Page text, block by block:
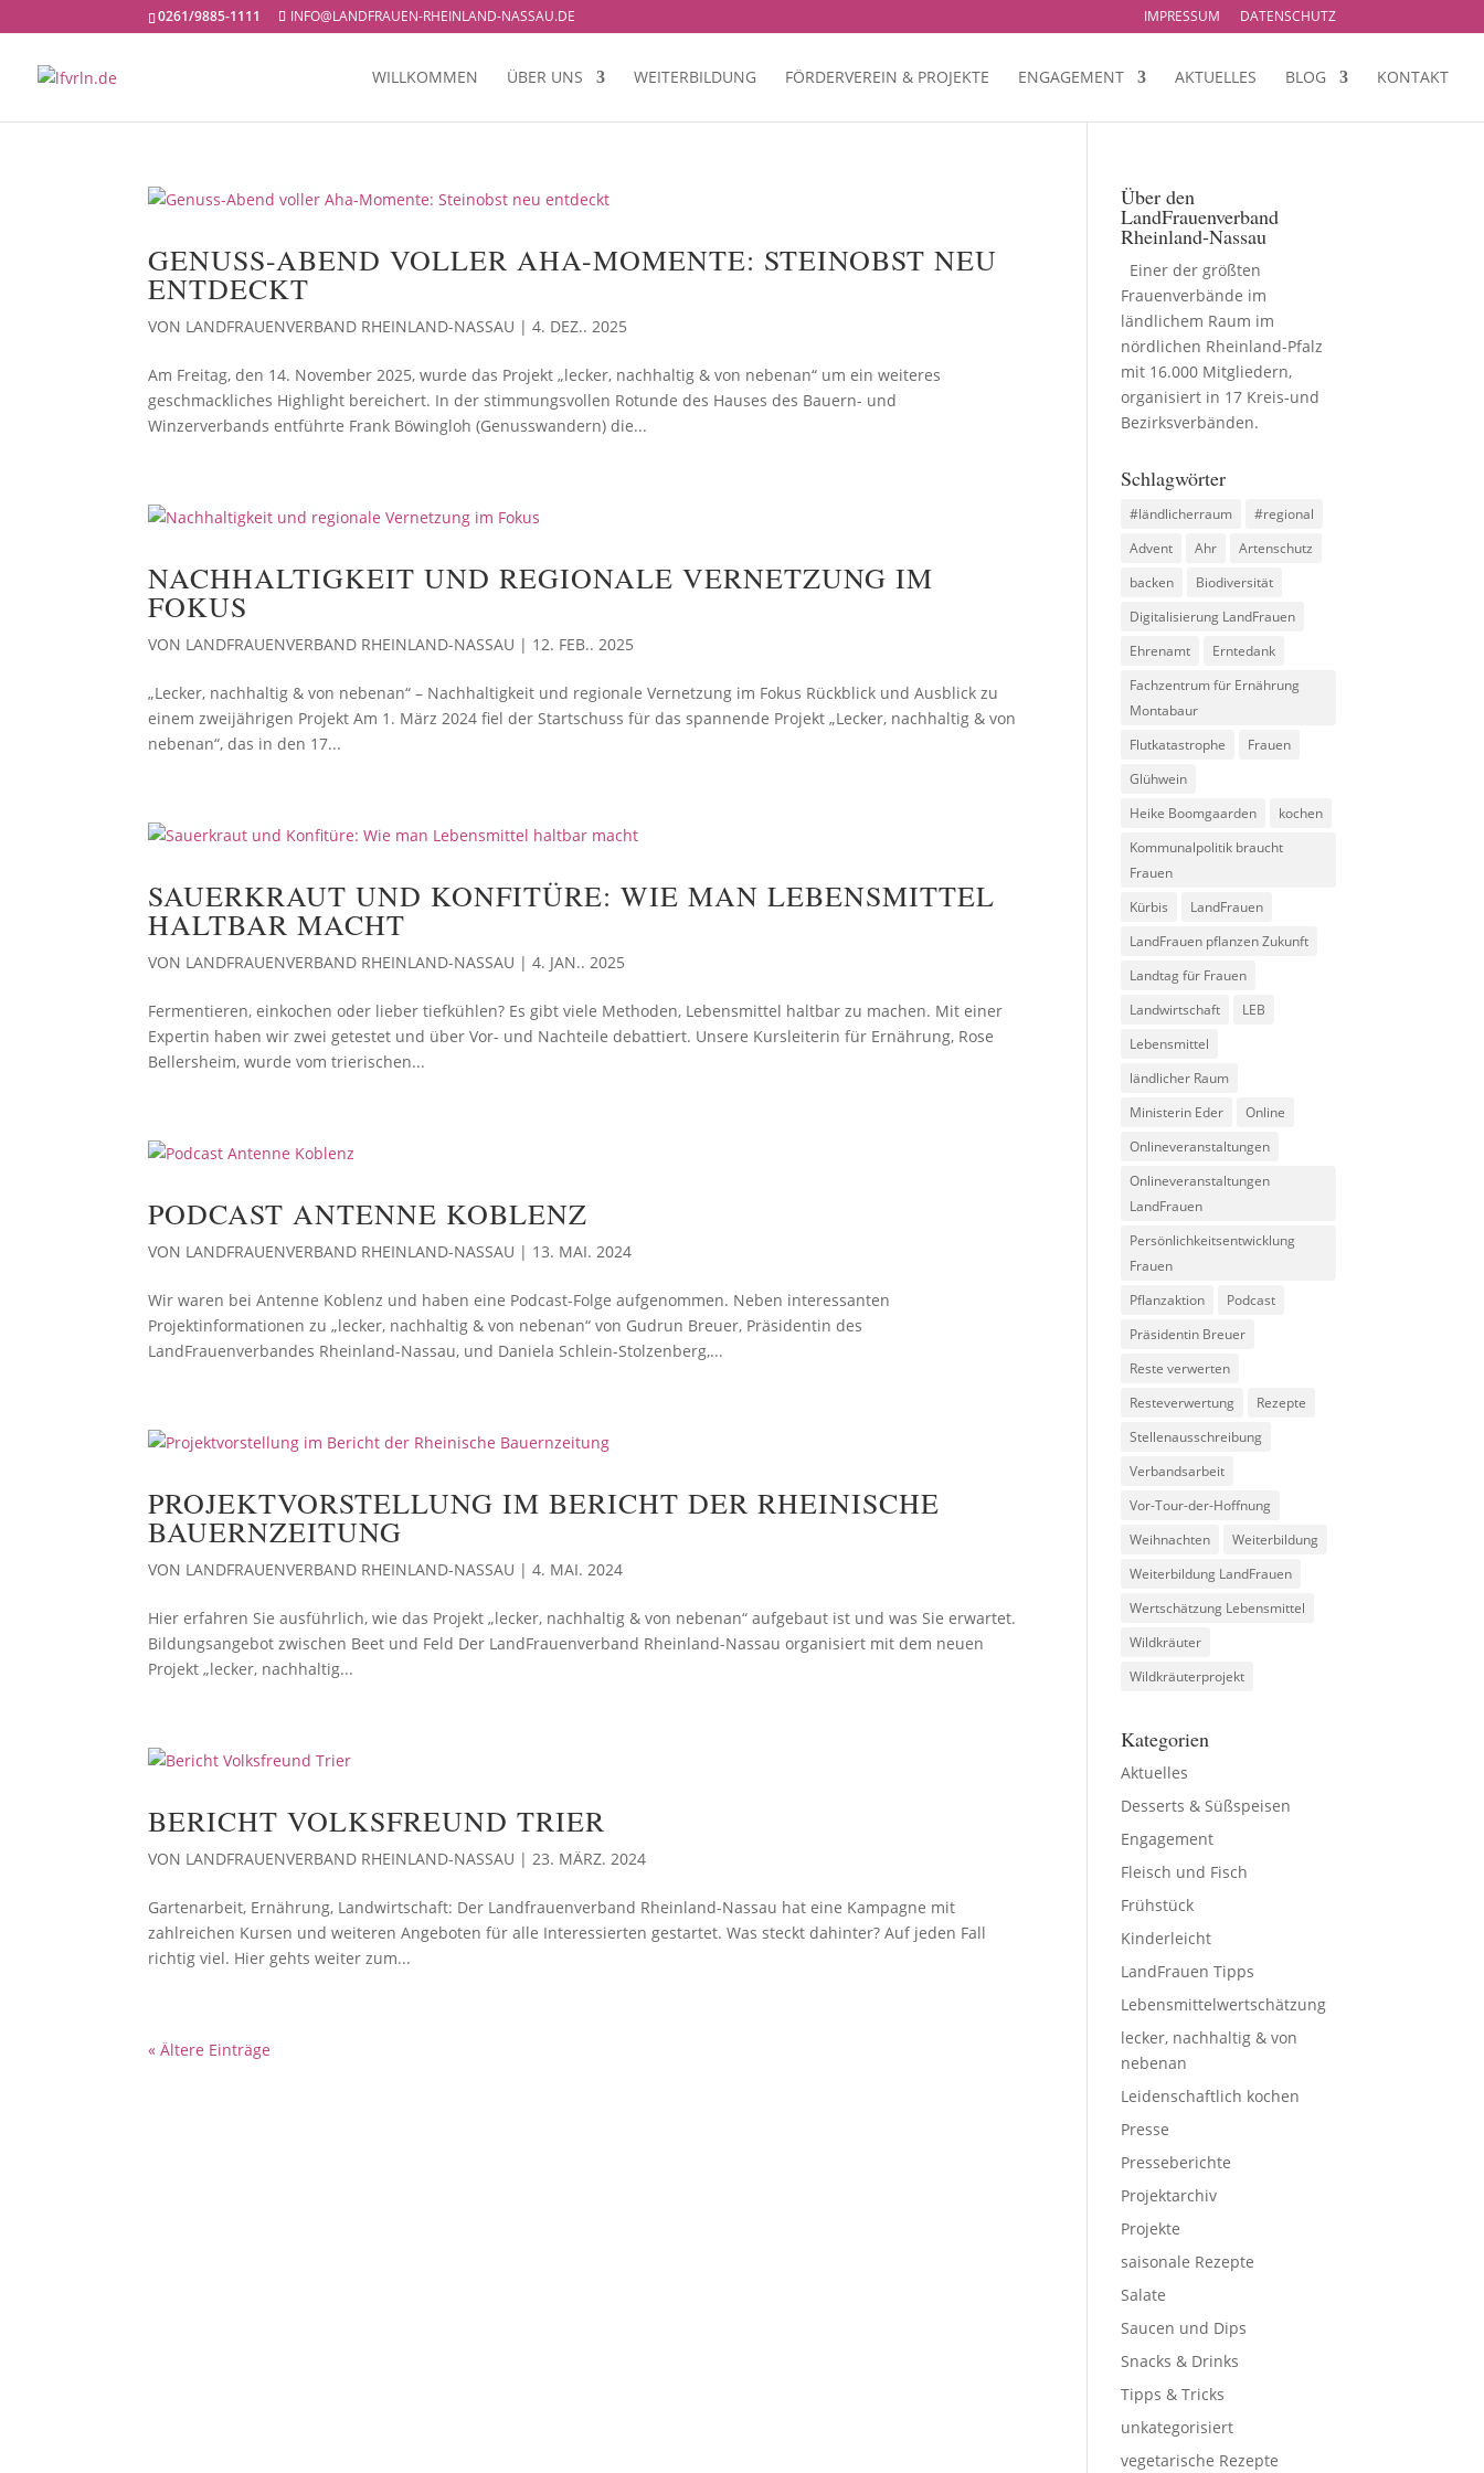
0261/9885-1111 INFO@LANDFRAUEN-RHEINLAND-NASSAU.DE IMPRESSUM DATENSCHUTZ
WILLKOMMEN ÜBER UNS WEITERBILDUNG FÖRDERVEREIN & PROJEKTE ENGAGEMENT AKTUELLES BLOG KONTAKT
GENUSS-ABEND VOLLER AHA-MOMENTE: STEINOBST NEU
ENTDECKT
VON LANDFRAUENVERBAND RHEINLAND-NASSAU |4. DEZ.. 2025
Am Freitag, den 14. November 2025, wurde das Projekt „lecker, nachhaltig & von nebenan“ um ein weiteres
geschmackliches Highlight bereichert. In der stimmungsvollen Rotunde des Hauses des Bauern- und
Winzerverbands entführte Frank Böwingloh (Genusswandern) die...
NACHHALTIGKEIT UND REGIONALE VERNETZUNG IM
FOKUS
VON LANDFRAUENVERBAND RHEINLAND-NASSAU | 12. FEB.. 2025
„Lecker, nachhaltig & von nebenan“ – Nachhaltigkeit und regionale Vernetzung im Fokus Rückblick und Ausblick zu
einem zweijährigen Projekt Am 1. März 2024 fiel der Startschuss für das spannende Projekt „Lecker, nachhaltig & von
nebenan“, das in den 17...
SAUERKRAUT UND KONFITÜRE: WIE MAN LEBENSMITTEL
HALTBAR MACHT
VON LANDFRAUENVERBAND RHEINLAND-NASSAU |4. JAN.. 2025
Fermentieren, einkochen oder lieber tiefkühlen? Es gibt viele Methoden, Lebensmittel haltbar zu machen. Mit einer
Expertin haben wir zwei getestet und über Vor- und Nachteile debattiert. Unsere Kursleiterin für Ernährung, Rose
Bellersheim, wurde vom trierischen...
PODCAST ANTENNE KOBLENZ
VON LANDFRAUENVERBAND RHEINLAND-NASSAU | 13. MAI. 2024
Wir waren bei Antenne Koblenz und haben eine Podcast-Folge aufgenommen. Neben interessanten
Projektinformationen zu „lecker, nachhaltig & von nebenan“ von Gudrun Breuer, Präsidentin des
LandFrauenverbandes Rheinland-Nassau, und Daniela Schlein-Stolzenberg,...
PROJEKTVORSTELLUNG IM BERICHT DER RHEINISCHE
BAUERNZEITUNG
VON LANDFRAUENVERBAND RHEINLAND-NASSAU |4. MAI. 2024
Hier erfahren Sie ausführlich, wie das Projekt „lecker, nachhaltig & von nebenan“ aufgebaut ist und was Sie erwartet.
Bildungsangebot zwischen Beet und Feld Der LandFrauenverband Rheinland-Nassau organisiert mit dem neuen
Projekt „lecker, nachhaltig...
BERICHT VOLKSFREUND TRIER
VON LANDFRAUENVERBAND RHEINLAND-NASSAU |23. MÄRZ. 2024
Gartenarbeit, Ernährung, Landwirtschaft: Der Landfrauenverband Rheinland-Nassau hat eine Kampagne mit
zahlreichen Kursen und weiteren Angeboten für alle Interessierten gestartet. Was steckt dahinter? Auf jeden Fall
richtig viel. Hier gehts weiter zum...
« Ältere Einträge
Über den
LandFrauenverband
Rheinland-Nassau
Einer der größten
Frauenverbände im
ländlichem Raum im
nördlichen Rheinland-Pfalz
mit 16.000 Mitgliedern,
organisiert in 17 Kreis-und
Bezirksverbänden.
Schlagwörter
#ländlicherraum
#regional
Advent
Ahr
Artenschutz
backen
Biodiversität
Digitalisierung LandFrauen
Ehrenamt
Erntedank
Fachzentrum für Ernährung
Montabaur
Flutkatastrophe
Frauen
Glühwein
Heike Boomgaarden
kochen
Kommunalpolitik braucht
Frauen
Kürbis
LandFrauen
LandFrauen pflanzen Zukunft
Landtag für Frauen
Landwirtschaft
LEB
Lebensmittel
ländlicher Raum
Ministerin Eder
Online
Onlineveranstaltungen
Onlineveranstaltungen
LandFrauen
Persönlichkeitsentwicklung
Frauen
Pflanzaktion
Podcast
Präsidentin Breuer
Reste verwerten
Resteverwertung
Rezepte
Stellenausschreibung
Verbandsarbeit
Vor-Tour-der-Hoffnung
Weihnachten
Weiterbildung
Weiterbildung LandFrauen
Wertschätzung Lebensmittel
Wildkräuter
Wildkräuterprojekt
Kategorien
Aktuelles
Desserts & Süßspeisen
Engagement
Fleisch und Fisch
Frühstück
Kinderleicht
LandFrauen Tipps
Lebensmittelwertschätzung
lecker, nachhaltig & von
nebenan
Leidenschaftlich kochen
Presse
Presseberichte
Projektarchiv
Projekte
saisonale Rezepte
Salate
Saucen und Dips
Snacks & Drinks
Tipps & Tricks
unkategorisiert
vegetarische Rezepte